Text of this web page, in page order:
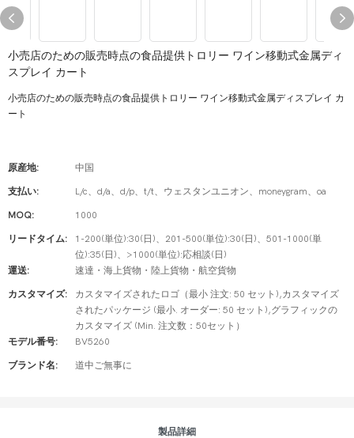
小売店のための販売時点の食品提供トロリー ワイン移動式金属ディ
スプレイ カート
小売店のための販売時点の食品提供トロリー ワイン移動式金属ディスプレイ カ
ート
原産地: 中国
支払い: L/c、d/a、d/p、t/t、ウェスタンユニオン、moneygram、oa
MOQ: 1000
リードタイム:
1-200(単位):30(日)、201-500(単位):30(日)、501-1000(単
位):35(日)、>1000(単位):応相談(日)
運送:
速達・海上貨物・陸上貨物・航空貨物
カスタマイズ:
カスタマイズされたロゴ（最小 注文: 50 セット),カスタマイズ
されたパッケージ (最小. オーダー: 50 セット),グラフィックの
カスタマイズ (Min. 注文数：50セット）
モデル番号:
BV5260
ブランド名: 道中ご無事に
製品詳細